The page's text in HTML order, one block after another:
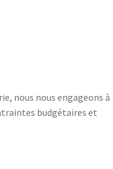
nous nous engageons à
budgétaires et